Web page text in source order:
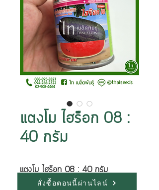
แตงโม ไฮร๊อก 08 :
40 กรัม
แตงโม ไฮร๊อก 08 : 40 กรัม
สั่งซื้อตอนนี้ผ่านไลน์